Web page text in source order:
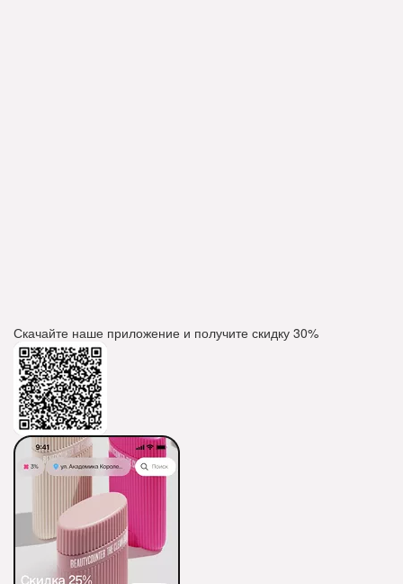
Скачайте наше приложение и получите скидку 30%